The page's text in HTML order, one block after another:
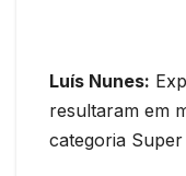
Luís Nunes:
resultaram em
categoria Super